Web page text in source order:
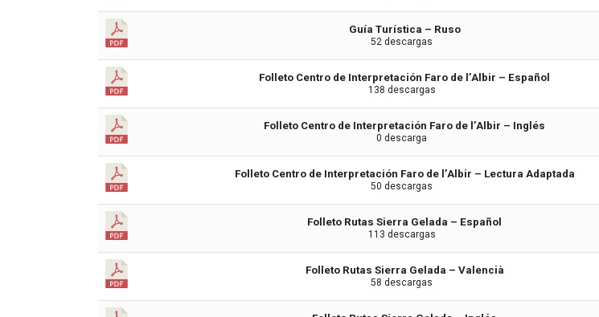
Guía Turística – Ruso
52 descargas
Folleto Centro de Interpretación Faro de l’Albir – Español
138 descargas
Folleto Centro de Interpretación Faro de l’Albir – Inglés
0 descarga
Folleto Centro de Interpretación Faro de l’Albir – Lectura Adaptada
50 descargas
Folleto Rutas Sierra Gelada – Español
113 descargas
Folleto Rutas Sierra Gelada – Valencià
58 descargas